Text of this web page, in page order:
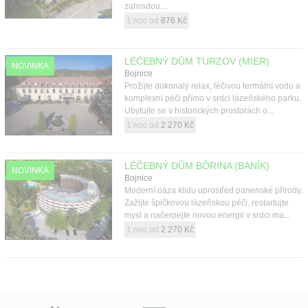
zahradou....
1 noc od 876 Kč
NOVINKA LÉČEBNÝ DŮM TURZOV (MIER)
Bojnice
Prožijte dokonalý relax, léčivou termální vodu a
komplexní péči přímo v srdci lázeňského parku.
Ubytujte se v historických prostorách o...
1 noc od 2 270 Kč
NOVINKA LÉČEBNÝ DŮM BÔRINA (BANÍK)
Bojnice
Moderní oáza klidu uprostřed panenské přírody.
Zažijte špičkovou lázeňskou péči, restartujte
mysl a načerpejte novou energii v srdci ma...
1 noc od 2 270 Kč